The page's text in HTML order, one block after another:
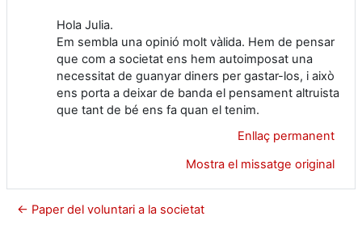
Hola Julia.
Em sembla una opinió molt vàlida. Hem de pensar
que com a societat ens hem autoimposat una
necessitat de guanyar diners per gastar-los, i això
ens porta a deixar de banda el pensament altruista
que tant de bé ens fa quan el tenim.
Enllaç permanent
Mostra el missatge original
← Paper del voluntari a la societat